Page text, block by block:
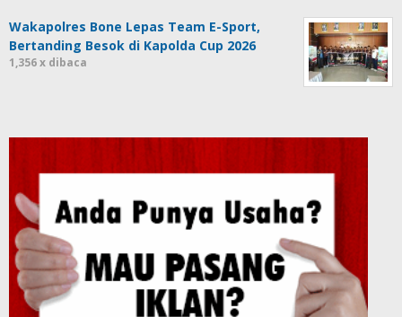
Wakapolres Bone Lepas Team E-Sport,
Bertanding Besok di Kapolda Cup 2026
1,356 x dibaca